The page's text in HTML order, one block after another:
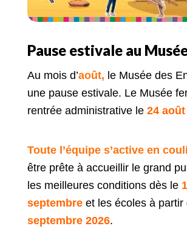
Pause estivale au
Au mois d’août, le Musée des
une pause estivale. Le Musée
rentrée administrative le 24 août
Toute l’équipe s’active en
être prête à accueillir le grand
les meilleures conditions dès le
septembreet les écoles à partir
septembre 2026.